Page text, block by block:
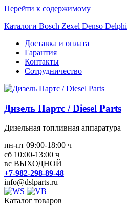
Перейти к содержимому
Каталоги Bosch Zexel Denso Delphi
Доставка и оплата
Гарантия
Контакты
Сотрудничество
Дизель Партс / Diesel Parts
Дизельная топливная аппаратура
пн-пт 09:00-18:00 ч
сб 10:00-13:00 ч
вс ВЫХОДНОЙ
+7-982-298-89-48
info@dslparts.ru
Каталог товаров